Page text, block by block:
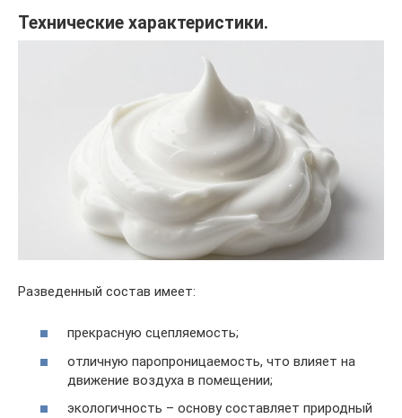
Технические характеристики.
Разведенный состав имеет:
прекрасную сцепляемость;
отличную паропроницаемость, что влияет на
движение воздуха в помещении;
экологичность – основу составляет природный